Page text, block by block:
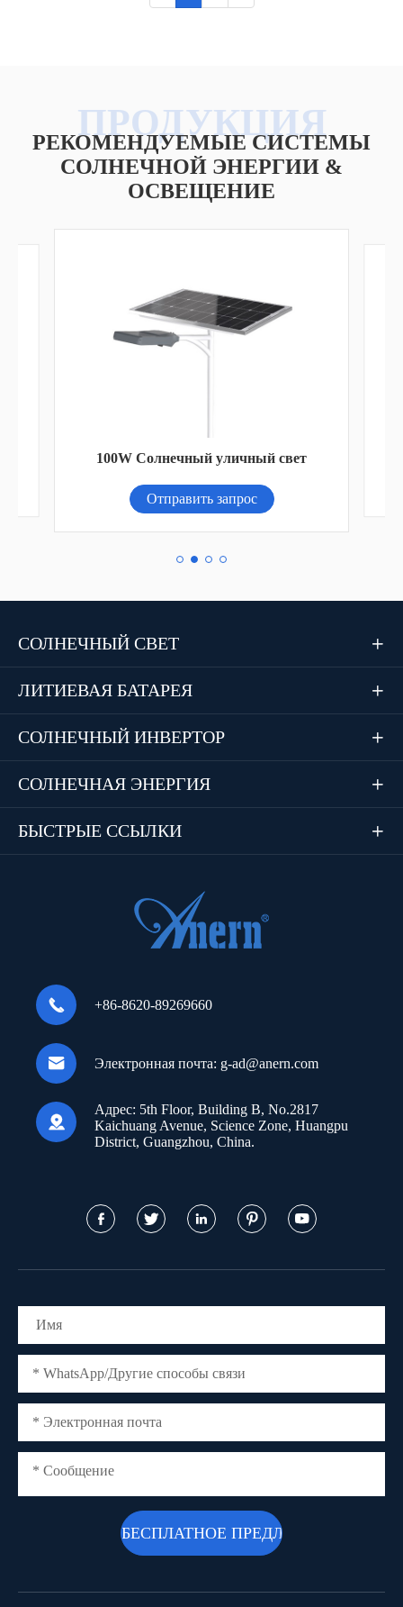
РЕКОМЕНДУЕМЫЕ СИСТЕМЫ
СОЛНЕЧНОЙ ЭНЕРГИИ &
ОСВЕЩЕНИЕ
100W Солнечный уличный свет
Отправить запрос
СОЛНЕЧНЫЙ СВЕТ 
ЛИТИЕВАЯ БАТАРЕЯ 
СОЛНЕЧНЫЙ ИНВЕРТОР 
СОЛНЕЧНАЯ ЭНЕРГИЯ 
БЫСТРЫЕ ССЫЛКИ 
 +86-8620-89269660
 Электронная почта: g-ad@anern.com

Адрес: 5th Floor, Building B, No.2817
Kaichuang Avenue, Science Zone, Huangpu
District, Guangzhou, China.
    